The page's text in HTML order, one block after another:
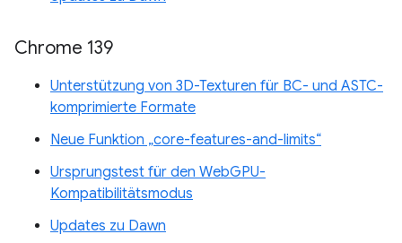
Chrome 139
Unterstützung von 3D-Texturen für BC- und ASTC-
komprimierte Formate
Neue Funktion „core-features-and-limits“
Ursprungstest für den WebGPU-
Kompatibilitätsmodus
Updates zu Dawn